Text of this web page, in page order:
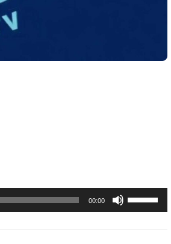
00:00
ylös